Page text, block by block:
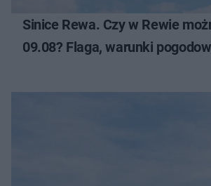
Sinice Rewa. Czy w Rewie
09.08? Flaga, warunki